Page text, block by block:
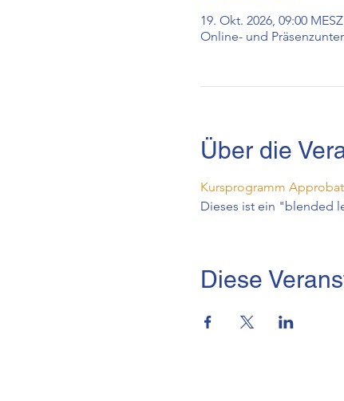
19. Okt. 2026, 09:00 MESZ
Online- und
Über die
Kursprogramm
Dieses ist ein "blended
Diese